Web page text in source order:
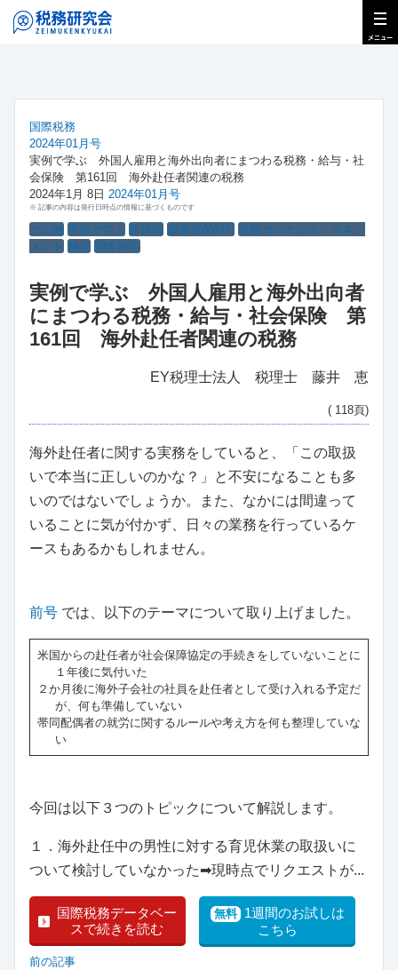
国際税務
2024年01月号
実例で学ぶ 外国人雇用と海外出向者にまつわる税務・給与・社
会保険 第161回 海外赴任者関連の税務
2024年1月 8日 2024年01月号
※ 記事の内容は発行日時点の情報に基づくものです
その他 実例で学ぶ 所得税 源泉税(WHT) 税務ガバナンス・マネジ
メント 解説 調査対応
実例で学ぶ 外国人雇用と海外出向者
にまつわる税務・給与・社会保険 第
161回 海外赴任者関連の税務
EY税理士法人 税理士 藤井 恵
( 118頁)
海外赴任者に関する実務をしていると、「この取扱
いで本当に正しいのかな？」と不安になることも多
いのではないでしょうか。また、なかには間違って
いることに気が付かず、日々の業務を行っているケ
ースもあるかもしれません。
前号 では、以下のテーマについて取り上げました。
米国からの赴任者が社会保障協定の手続きをしていないことに
１年後に気付いた
２か月後に海外子会社の社員を赴任者として受け入れる予定だ
が、何も準備していない
帯同配偶者の就労に関するルールや考え方を何も整理していな
い
今回は以下３つのトピックについて解説します。
１．海外赴任中の男性に対する育児休業の取扱いに
ついて検討していなかった➡現時点でリクエストが...
国際税務データベー
スで続きを読む
無料 1週間のお試しは
こちら
前の記事